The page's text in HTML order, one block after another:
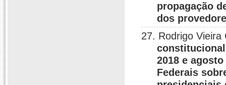
propagação
dos
27. Rodrigo
2018 e
Federais